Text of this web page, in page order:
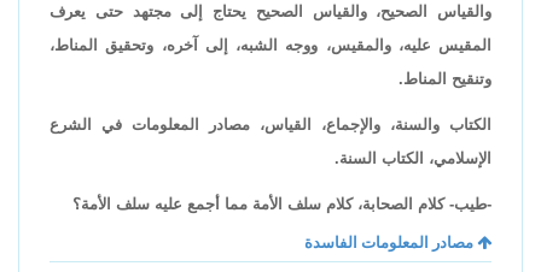
والقياس الصحيح، والقياس الصحيح يحتاج إلى مجتهد حتى يعرف
المقيس عليه، والمقيس، ووجه الشبه، إلى آخره، وتحقيق المناط،
وتنقيح المناط.
الكتاب والسنة، والإجماع، القياس، مصادر المعلومات في الشرع
الإسلامي، الكتاب السنة.
-طيب- كلام الصحابة، كلام سلف الأمة مما أجمع عليه سلف الأمة؟
مصادر المعلومات الفاسدة